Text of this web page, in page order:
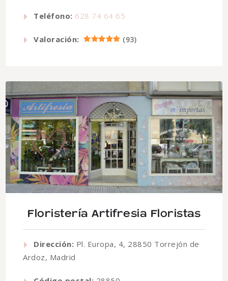
Teléfono: 628 74 64 65
Valoración: (93)
Floristería Artifresia Floristas
Dirección: Pl. Europa, 4, 28850 Torrejón de
Ardoz, Madrid